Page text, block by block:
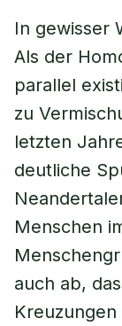
In gewisser
Als der
parallel
zu
letzten
deutliche
Menschen
auch ab,